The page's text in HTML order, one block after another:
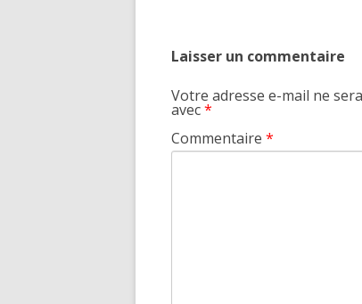
Laisser un commentaire
Votre adresse e-mail ne
avec*
Commentaire *